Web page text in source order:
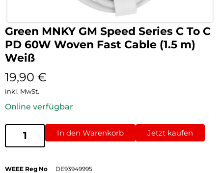
Green MNKY GM Speed Series C To C
PD 60W Woven Fast Cable (1.5 m)
Weiß
19,90 €
inkl. MwSt.
Online verfügbar
In den Warenkorb Jetzt kaufen
WEEE Reg No
DE93949995